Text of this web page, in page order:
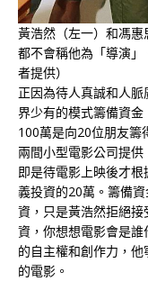
黃浩然（左一）和馮
都不會稱他為「導演
者提供）
正因為待人真誠和人
界少有的模式籌備資
100萬是向20位朋友籌
兩間小型電影公司提
即是待電影上映後才
義投資的20萬。籌備
資，只是黃浩然拒絕
資，你想想電影會是
的自主權和創作力，
的電影。